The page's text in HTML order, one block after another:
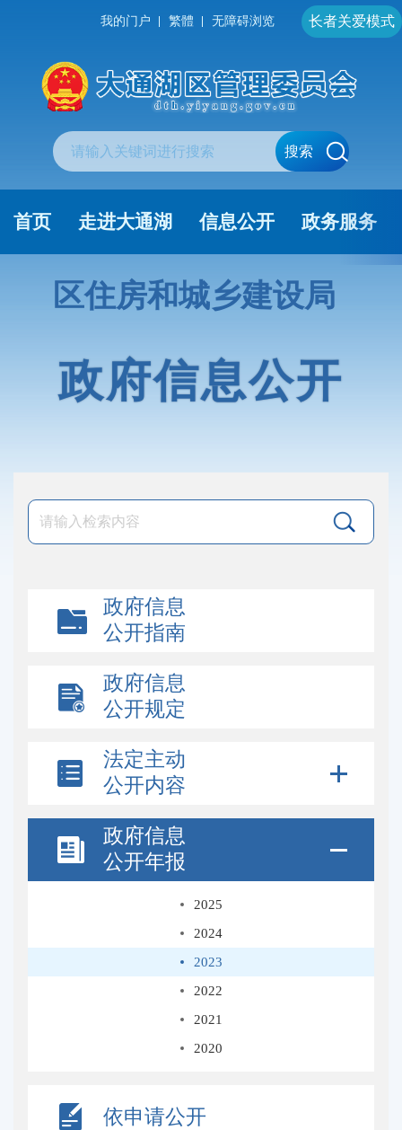
我的门户 繁體 无障碍浏览 长者关爱模式
搜索
首页 走进大通湖 信息公开 政务服务
区住房和城乡建设局
政府信息公开
政府信息
公开指南
政府信息
公开规定
法定主动
公开内容
政府信息
公开年报
2025
2024
2023
2022
2021
2020
依申请公开